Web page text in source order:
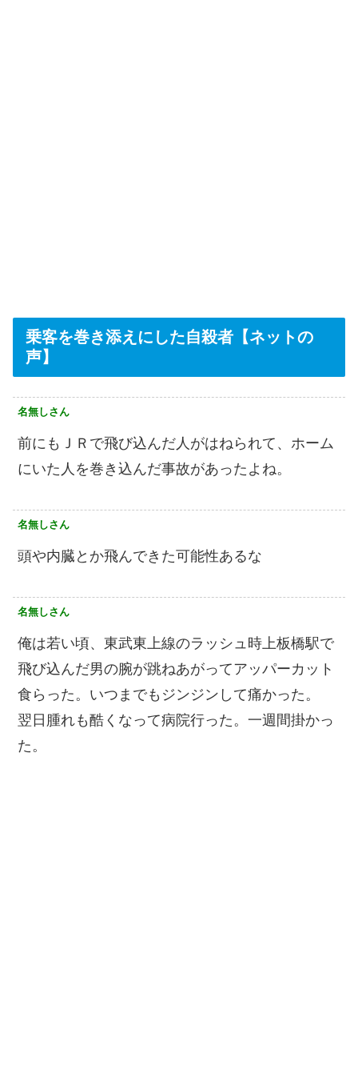
乗客を巻き添えにした自殺者【ネットの
声】
名無しさん
前にもＪＲで飛び込んだ人がはねられて、ホーム
にいた人を巻き込んだ事故があったよね。
名無しさん
頭や内臓とか飛んできた可能性あるな
名無しさん
俺は若い頃、東武東上線のラッシュ時上板橋駅で
飛び込んだ男の腕が跳ねあがってアッパーカット
食らった。いつまでもジンジンして痛かった。
翌日腫れも酷くなって病院行った。一週間掛かっ
た。